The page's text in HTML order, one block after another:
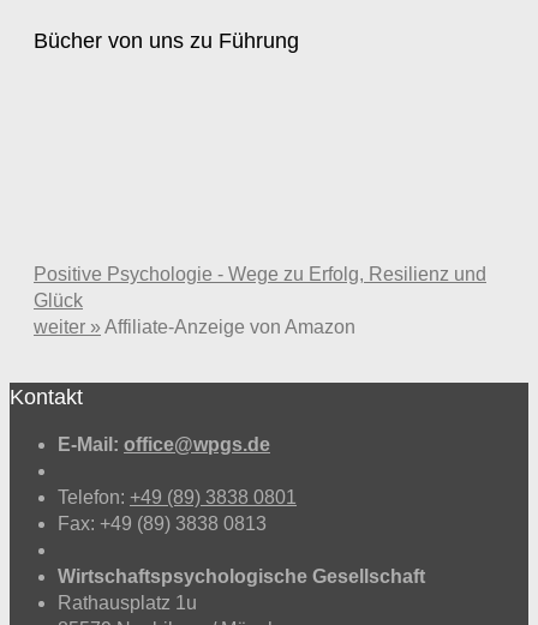
Bücher von uns zu Führung
Positive Psychologie - Wege zu Erfolg, Resilienz und
Glück
weiter »Affiliate-Anzeige von Amazon
Kontakt
E-Mail: office@wpgs.de
Telefon: +49 (89) 3838 0801
Fax: +49 (89) 3838 0813
Wirtschaftspsychologische Gesellschaft
Rathausplatz 1u